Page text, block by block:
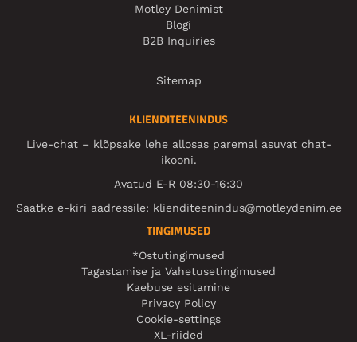
Motley Denimist
Blogi
B2B Inquiries
Sitemap
KLIENDITEENINDUS
Live-chat – klõpsake lehe allosas paremal asuvat chat-
ikooni.
Avatud E-R 08:30-16:30
Saatke e-kiri aadressile: klienditeenindus@motleydenim.ee
TINGIMUSED
*Ostutingimused
Tagastamise ja Vahetusetingimused
Kaebuse esitamine
Privacy Policy
Cookie-settings
XL-riided